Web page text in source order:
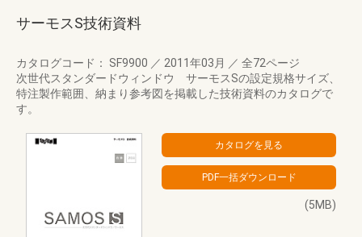
サーモスS技術資料
カタログコード： SF9900 ／ 2011年03月 ／ 全72ページ
次世代スタンダードウィンドウ サーモスSの設定規格サイズ、
特注製作範囲、納まり参考図を掲載した技術資料のカタログで
す。
(5MB)